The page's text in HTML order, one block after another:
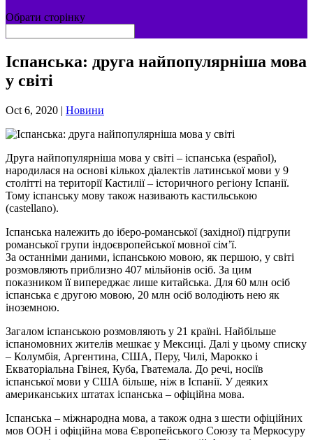
Обрати сторінку
Іспанська: друга найпопулярніша мова
у світі
Oct 6, 2020 | Новини
Друга найпопулярніша мова у світі – іспанська (español),
народилася на основі кількох діалектів латинської мови у 9
столітті на території Кастилії – історичного регіону Іспанії.
Тому іспанську мову також називають кастильською
(castellano).
Іспанська належить до іберо-романської (західної) підгрупи
романської групи індоєвропейської мовної сім’ї.
За останніми даними, іспанською мовою, як першою, у світі
розмовляють приблизно 407 мільйонів осіб. За цим
показником її випереджає лише китайська. Для 60 млн осіб
іспанська є другою мовою, 20 млн осіб володіють нею як
іноземною.
Загалом іспанською розмовляють у 21 країні. Найбільше
іспаномовних жителів мешкає у Мексиці. Далі у цьому списку
– Колумбія, Аргентина, США, Перу, Чилі, Марокко і
Екваторіальна Гвінея, Куба, Гватемала. До речі, носіїв
іспанської мови у США більше, ніж в Іспанії. У деяких
американських штатах іспанська – офіційна мова.
Іспанська – міжнародна мова, а також одна з шести офіційних
мов ООН і офіційна мова Європейського Союзу та Меркосуру